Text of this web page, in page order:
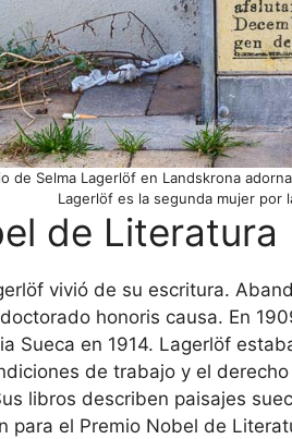
de Selma Lagerlöf en Landskrona
Lagerlöf es la segunda mujer
de Literatura
vivió de su escritura.
honoris causa. En
Sueca en 1914. Lagerlöf
de trabajo y el
libros describen paisajes
para el Premio Nobel de